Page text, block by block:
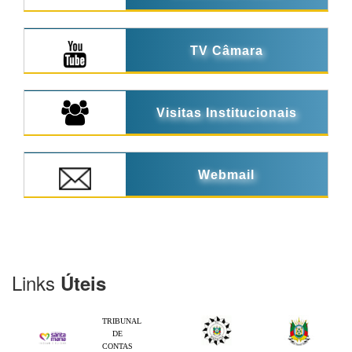
TV Câmara
Visitas Institucionais
Webmail
Links Úteis
TRIBUNAL
DE
CONTAS